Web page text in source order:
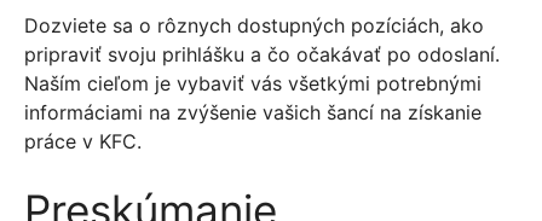
Dozviete sa o rôznych dostupných pozíciách, ako
pripraviť svoju prihlášku a čo očakávať po odoslaní.
Naším cieľom je vybaviť vás všetkými potrebnými
informáciami na zvýšenie vašich šancí na získanie
práce v KFC.
Preskúmanie